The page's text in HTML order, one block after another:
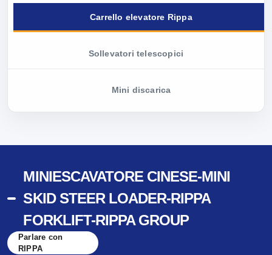
Carrello elevatore Rippa
Sollevatori telescopici
Mini discarica
MINIESCAVATORE CINESE-MINI
SKID STEER LOADER-RIPPA
FORKLIFT-RIPPA GROUP
Parlare con
RIPPA